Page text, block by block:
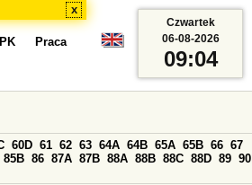
x
Praca
60D 61 62 63 64A 64B 65A 65B 66 67
85B 86 87A 87B 88A 88B 88C 88D 89 90
Czwartek
06-08-2026
09:04